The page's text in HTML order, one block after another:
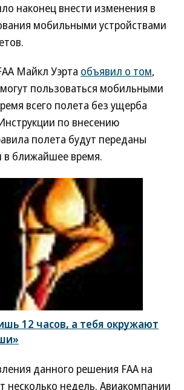
наконец внести изменения в
мобильными устройствами
Майкл Уэрта объявил о том,
пользоваться мобильными
всего полета без ущерба
по внесению
полета будут переданы
в ближайшее время.
12 часов, а тебя окружают
данного решения FAA на
несколько недель. Авиакомпании